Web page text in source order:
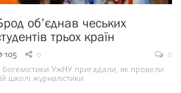
об’єднав чеських
трьох країн
105 0
0
богемістики УжНУ пригадали, як провели
школі журналістики